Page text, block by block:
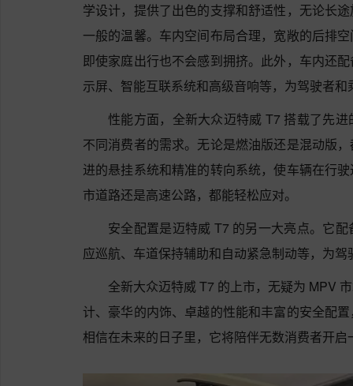
学设计，提供了出色的支撑和舒适性，无论长
一般的温馨。车内空间布局合理，宽敞的后排
即使家庭出行也不会感到拥挤。此外，车内还
示屏、智能互联系统和高级音响等，为驾驶者
性能方面，全新大众迈特威 T7 搭载了先
不同消费者的需求。无论是燃油版还是混动版
进的悬挂系统和精准的转向系统，使车辆在行
市道路还是高速公路，都能轻松应对。
安全配置是迈特威 T7 的另一大亮点。它
应巡航、车道保持辅助和自动紧急制动等，为
全新大众迈特威 T7 的上市，无疑为 MPV
计、豪华的内饰、卓越的性能和丰富的安全配
相信在未来的日子里，它将陪伴无数消费者开